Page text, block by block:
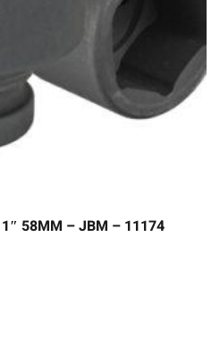
1″ 58MM – JBM – 11174